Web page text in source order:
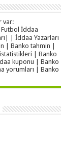
var:
İddaa
| İddaa Yazarları |
| Banko tahmin |
| Banko
kuponu | Banko
yorumları | Banko